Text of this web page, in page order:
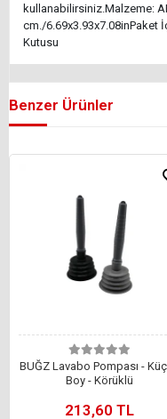
kullanabilirsiniz.Malzeme:
cm./6.69x3.93x7.08inPaket
Kutusu
Benzer Ürünler
BUĞZ Lavabo Pompası -
Boy - Körüklü
213,60 TL